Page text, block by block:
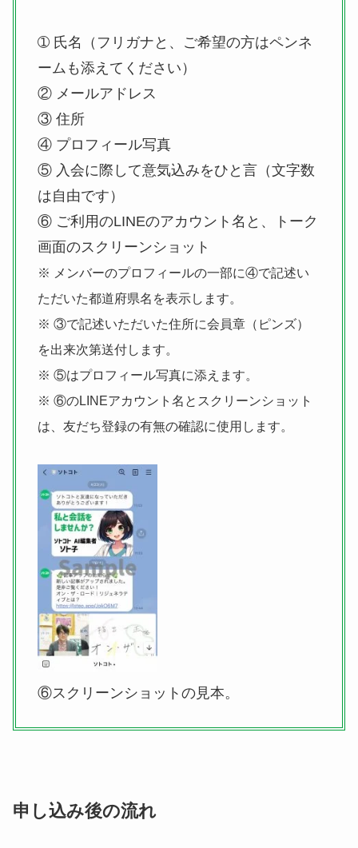
➀ 氏名（フリガナと、ご希望の方はペンネ
ームも添えてください）
② メールアドレス
③ 住所
④ プロフィール写真
⑤ 入会に際して意気込みをひと言（文字数
は自由です）
⑥ ご利用のLINEのアカウント名と、トーク
画面のスクリーンショット
※ メンバーのプロフィールの一部に④で記述い
ただいた都道府県名を表示します。
※ ③で記述いただいた住所に会員章（ピンズ）
を出来次第送付します。
※ ⑤はプロフィール写真に添えます。
※ ⑥のLINEアカウント名とスクリーンショット
は、友だち登録の有無の確認に使用します。
⑥スクリーンショットの見本。
申し込み後の流れ